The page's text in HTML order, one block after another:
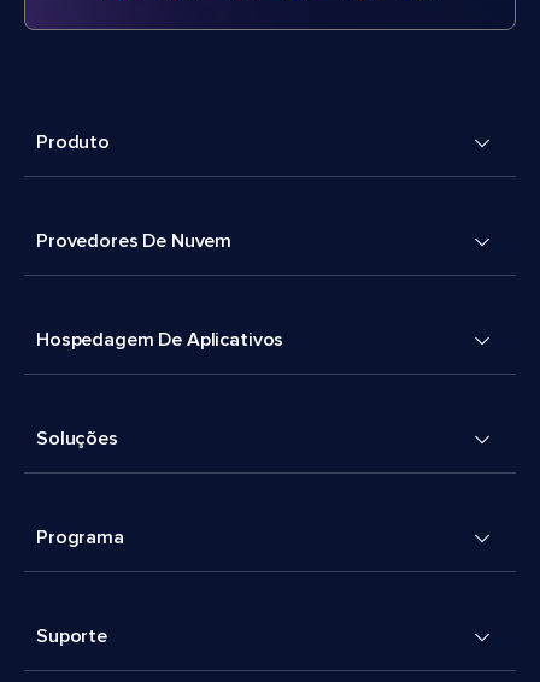
Produto
Provedores De Nuvem
Hospedagem De Aplicativos
Soluções
Programa
Suporte